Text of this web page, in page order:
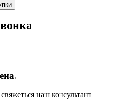
наш консультант